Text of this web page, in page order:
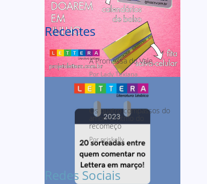
Recentes
A Promessa do Vale
Por Lady Texiana
Os quatro compassos do
amor: O ritmo do
recomeço
Por priskelly
Redes Sociais